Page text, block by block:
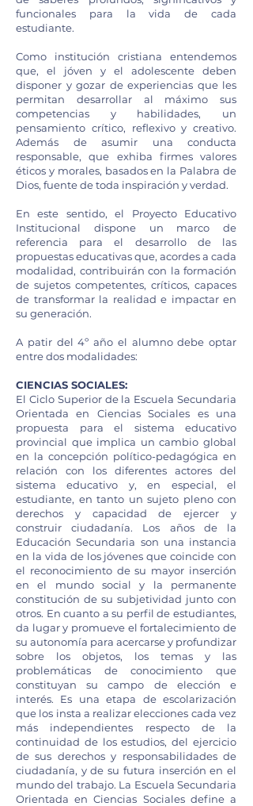
funcionales para la vida de cada
estudiante.
Como institución cristiana entendemos
que, el jóven y el adolescente deben
disponer y gozar de experiencias que les
permitan desarrollar al máximo sus
competencias y habilidades, un
pensamiento crítico, reflexivo y creativo.
Además de asumir una conducta
responsable, que exhiba firmes valores
éticos y morales, basados en la Palabra de
Dios, fuente de toda inspiración y verdad.
En este sentido, el Proyecto Educativo
Institucional dispone un marco de
referencia para el desarrollo de las
propuestas educativas que, acordes a cada
modalidad, contribuirán con la formación
de sujetos competentes, críticos, capaces
de transformar la realidad e impactar en
su generación.
A patir del 4º año el alumno debe optar
entre dos modalidades:
CIENCIAS SOCIALES:
El Ciclo Superior de la Escuela Secundaria
Orientada en Ciencias Sociales es una
propuesta para el sistema educativo
provincial que implica un cambio global
en la concepción político-pedagógica en
relación con los diferentes actores del
sistema educativo y, en especial, el
estudiante, en tanto un sujeto pleno con
derechos y capacidad de ejercer y
construir ciudadanía. Los años de la
Educación Secundaria son una instancia
en la vida de los jóvenes que coincide con
el reconocimiento de su mayor inserción
en el mundo social y la permanente
constitución de su subjetividad junto con
otros. En cuanto a su perfil de estudiantes,
da lugar y promueve el fortalecimiento de
su autonomía para acercarse y profundizar
sobre los objetos, los temas y las
problemáticas de conocimiento que
constituyan su campo de elección e
interés. Es una etapa de escolarización
que los insta a realizar elecciones cada vez
más independientes respecto de la
continuidad de los estudios, del ejercicio
de sus derechos y responsabilidades de
ciudadanía, y de su futura inserción en el
mundo del trabajo. La Escuela Secundaria
Orientada en Ciencias Sociales define a